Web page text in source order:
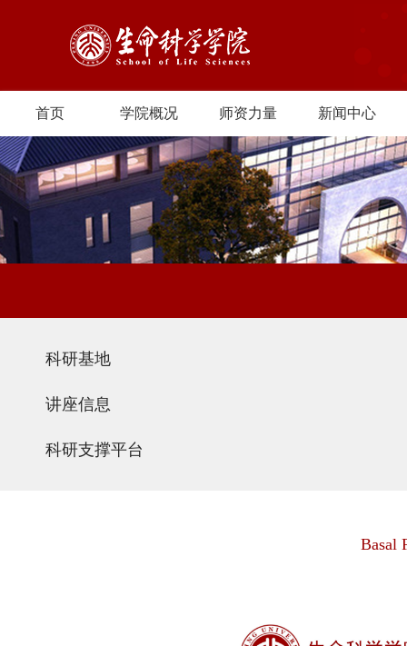
首页 学院概况 师资力量 新闻中心
科研基地
讲座信息
科研支撑平台
Basal